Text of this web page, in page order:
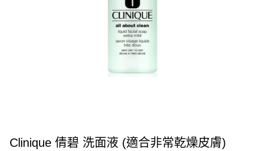
Clinique 倩碧 洗面液 (適合非常乾燥皮膚)